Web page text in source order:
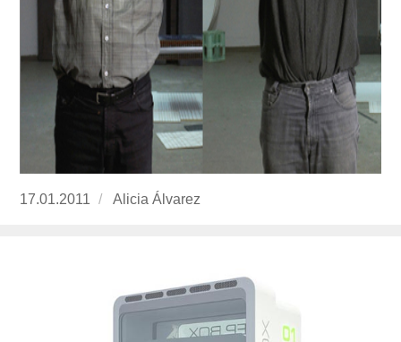
Publicado
17.01.2011 https://www.experimenta.es/author/
Alicia Álvarez